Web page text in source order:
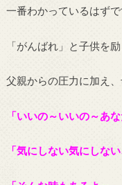
一番わかっているはずで
「がんばれ」と子供を
父親からの圧力に加え
「いいの～いいの～あ
「気にしない気にしな